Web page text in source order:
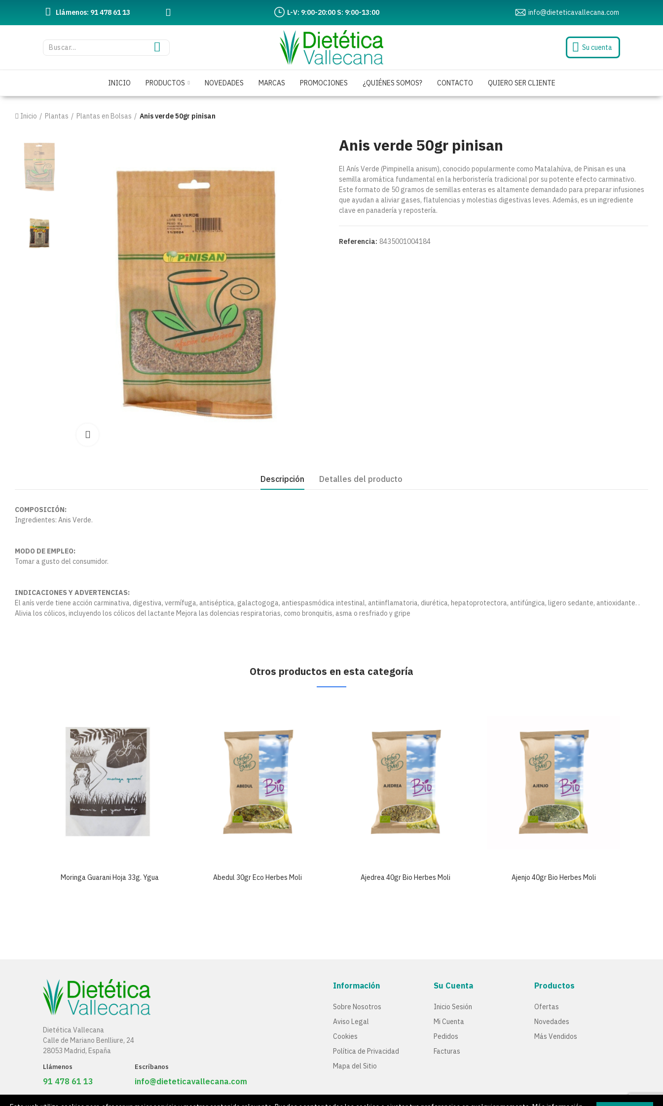
Llámenos: 91 478 61 13 L-V: 9:00-20:00 S: 9:00-13:00 info@dieteticavallecana.com
Su cuenta
INICIO PRODUCTOS NOVEDADES MARCAS PROMOCIONES ¿QUIÉNES SOMOS? CONTACTO QUIERO SER CLIENTE
Inicio Plantas Plantas en Bolsas Anis verde 50gr pinisan
Anis verde 50gr pinisan
El Anís Verde (Pimpinella anisum), conocido popularmente como Matalahúva, de Pinisan es una
semilla aromática fundamental en la herboristería tradicional por su potente efecto carminativo.
Este formato de 50 gramos de semillas enteras es altamente demandado para preparar infusiones
que ayudan a aliviar gases, flatulencias y molestias digestivas leves. Además, es un ingrediente
clave en panadería y repostería.
Referencia: 8435001004184
Descripción Detalles del producto
COMPOSICIÓN:
Ingredientes: Anis Verde.
MODO DE EMPLEO:
Tomar a gusto del consumidor.
INDICACIONES Y ADVERTENCIAS:
El anís verde tiene acción carminativa, digestiva, vermífuga, antiséptica, galactogoga, antiespasmódica intestinal, antiinflamatoria, diurética, hepatoprotectora, antifúngica, ligero sedante, antioxidante. .
Alivia los cólicos, incluyendo los cólicos del lactante Mejora las dolencias respiratorias, como bronquitis, asma o resfriado y gripe
Otros productos en esta categoría
Moringa Guarani Hoja 33g. Ygua Abedul 30gr Eco Herbes Moli Ajedrea 40gr Bio Herbes Moli Ajenjo 40gr Bio Herbes Moli
Dietética Vallecana
Calle de Mariano Benlliure, 24
28053 Madrid, España
Llámenos
91 478 61 13
Escríbanos
info@dieteticavallecana.com
Información
Sobre Nosotros
Aviso Legal
Cookies
Política de Privacidad
Mapa del Sitio
Su Cuenta
Inicio Sesión
Mi Cuenta
Pedidos
Facturas
Productos
Ofertas
Novedades
Más Vendidos